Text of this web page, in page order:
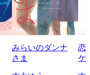
みらいのダンナ
さま
恋
ケ